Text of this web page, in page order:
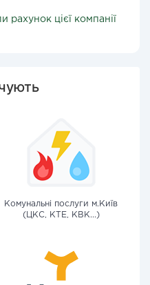
рахунок цієї компанії
Комунальні послуги м.Київ
(ЦКС, КТЕ, КВК...)